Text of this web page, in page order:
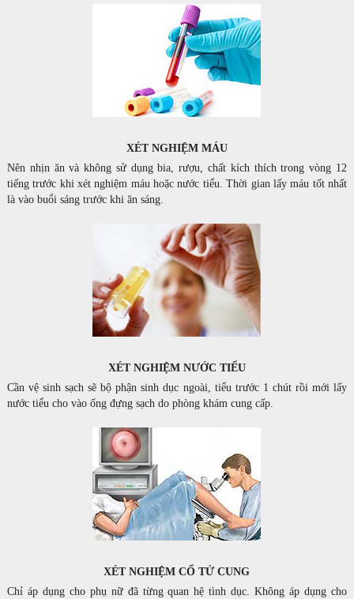
XÉT NGHIỆM MÁU
Nên nhịn ăn và không sử dụng bia, rượu, chất kích thích trong vòng 12
tiếng trước khi xét nghiệm máu hoặc nước tiểu. Thời gian lấy máu tốt nhất
là vào buổi sáng trước khi ăn sáng.
XÉT NGHIỆM NƯỚC TIỂU
Cần vệ sinh sạch sẽ bộ phận sinh dục ngoài, tiểu trước 1 chút rồi mới lấy
nước tiểu cho vào ống đựng sạch do phòng khám cung cấp.
XÉT NGHIỆM CỔ TỬ CUNG
Chỉ áp dụng cho phụ nữ đã từng quan hệ tình dục. Không áp dụng cho